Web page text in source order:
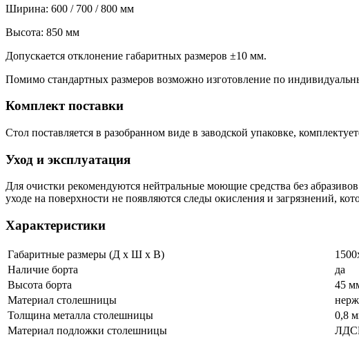
Ширина: 600 / 700 / 800 мм
Высота: 850 мм
Допускается отклонение габаритных размеров ±10 мм.
Помимо стандартных размеров возможно изготовление по
Комплект поставки
Стол поставляется в разобранном виде в заводской упаковке,
Уход и эксплуатация
Для очистки рекомендуются нейтральные моющие средства без
уходе на поверхности не появляются следы окисления и загрязнений,
Характеристики
Габаритные размеры (Д х Ш х В)
Наличие борта
да
Высота борта
45
Материал столешницы
Толщина металла столешницы
0,8
Материал подложки столешницы